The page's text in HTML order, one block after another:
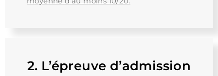
2. L’épreuve d’admission